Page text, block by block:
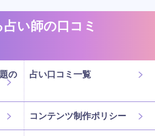
い師の口コミ
の
占い口コミ一覧
コンテンツ制作ポリシー